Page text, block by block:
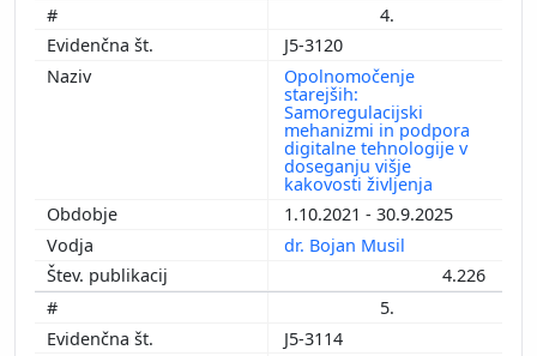
4.
J5-3120
Opolnomočenje
starejših:
Samoregulacijski
mehanizmi in podpora
digitalne tehnologije v
doseganju višje
kakovosti življenja
1.10.2021 - 30.9.2025
dr. Bojan Musil
4.226
5.
J5-3114